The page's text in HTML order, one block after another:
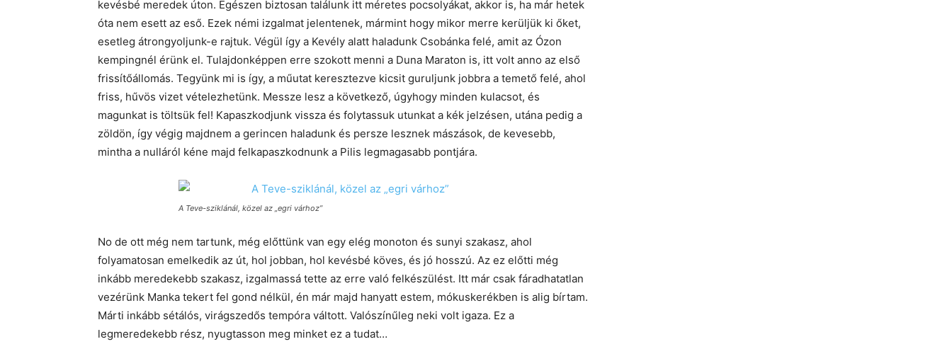
kevésbé meredek úton. Egészen biztosan találunk itt méretes pocsolyákat, akkor is, ha már hetek
óta nem esett az eső. Ezek némi izgalmat jelentenek, mármint hogy mikor merre kerüljük ki őket,
esetleg átrongyoljunk-e rajtuk. Végül így a Kevély alatt haladunk Csobánka felé, amit az Ózon
kempingnél érünk el. Tulajdonképpen erre szokott menni a Duna Maraton is, itt volt anno az első
frissítőállomás. Tegyünk mi is így, a műutat keresztezve kicsit guruljunk jobbra a temető felé, ahol
friss, hűvös vizet vételezhetünk. Messze lesz a következő, úgyhogy minden kulacsot, és
magunkat is töltsük fel! Kapaszkodjunk vissza és folytassuk utunkat a kék jelzésen, utána pedig a
zöldön, így végig majdnem a gerincen haladunk és persze lesznek mászások, de kevesebb,
mintha a nulláról kéne majd felkapaszkodnunk a Pilis legmagasabb pontjára.
A Teve-sziklánál, közel az „egri várhoz”
No de ott még nem tartunk, még előttünk van egy elég monoton és sunyi szakasz, ahol
folyamatosan emelkedik az út, hol jobban, hol kevésbé köves, és jó hosszú. Az ez előtti még
inkább meredekebb szakasz, izgalmassá tette az erre való felkészülést. Itt már csak fáradhatatlan
vezérünk Manka tekert fel gond nélkül, én már majd hanyatt estem, mókuskerékben is alig bírtam.
Márti inkább sétálós, virágszedős tempóra váltott. Valószínűleg neki volt igaza. Ez a
legmeredekebb rész, nyugtasson meg minket ez a tudat…